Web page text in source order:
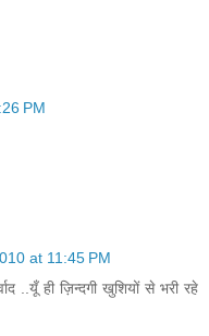
PM
at 11:45 PM
..यूँ ही ज़िन्दगी खुशियों से भरी रहे